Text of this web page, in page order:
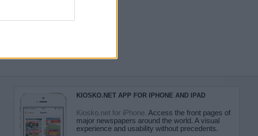
KIOSKO.NET APP FOR IPHONE AND IPAD
Kiosko.net for iPhone. Access the front pages of
major newspapers around the world. A visual
experience and usability without precedents.